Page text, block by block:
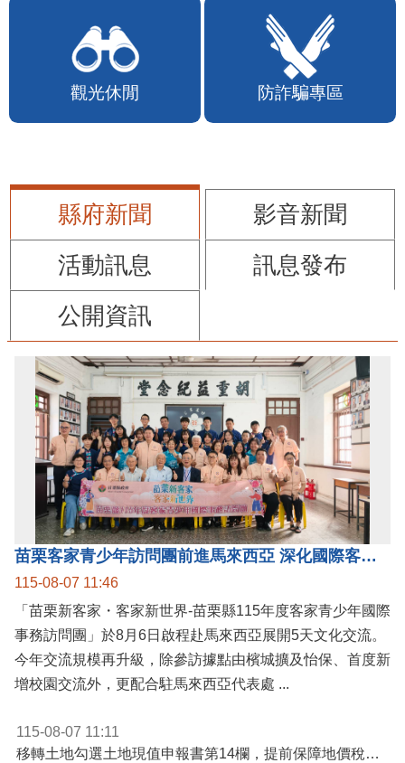
觀光休閒 防詐騙專區
縣府新聞
影音新聞
活動訊息
訊息發布
公開資訊
苗栗客家青少年訪問團前進馬來西亞 深化國際客家文化交流
115-08-07 11:46
「苗栗新客家・客家新世界-苗栗縣115年度客家青少年國際
事務訪問團」於8月6日啟程赴馬來西亞展開5天文化交流。
今年交流規模再升級，除參訪據點由檳城擴及怡保、首度新
增校園交流外，更配合駐馬來西亞代表處 ...
115-08-07 11:11
移轉土地勾選土地現值申報書第14欄，提前保障地價稅節稅權益